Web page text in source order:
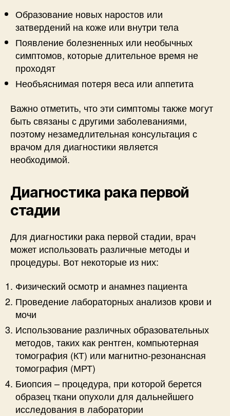
Образование новых наростов или
затвердений на коже или внутри тела
Появление болезненных или необычных
симптомов, которые длительное время не
проходят
Необъяснимая потеря веса или аппетита
Важно отметить, что эти симптомы также могут
быть связаны с другими заболеваниями,
поэтому незамедлительная консультация с
врачом для диагностики является
необходимой.
Диагностика рака первой
стадии
Для диагностики рака первой стадии, врач
может использовать различные методы и
процедуры. Вот некоторые из них:
Физический осмотр и анамнез пациента
Проведение лабораторных анализов крови и
мочи
Использование различных образовательных
методов, таких как рентген, компьютерная
томография (КТ) или магнитно-резонансная
томография (МРТ)
Биопсия – процедура, при которой берется
образец ткани опухоли для дальнейшего
исследования в лаборатории